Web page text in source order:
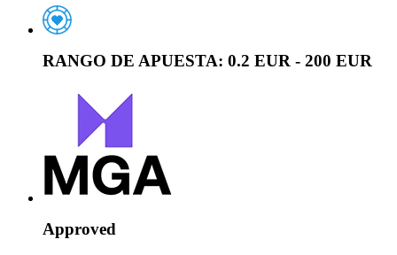
RANGO DE APUESTA: 0.2 EUR - 200 EUR
Approved